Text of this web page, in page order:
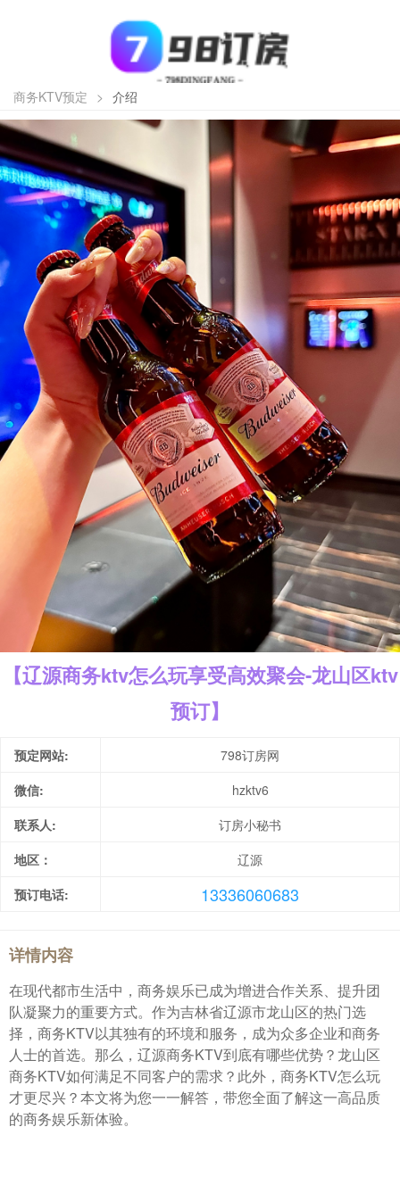
商务KTV预定 > 介绍
【辽源商务ktv怎么玩享受高效聚会-龙山区ktv
预订】
预定网站:
798订房网
微信:
hzktv6
联系人:
订房小秘书
地区：
辽源
预订电话:
13336060683
详情内容
在现代都市生活中，商务娱乐已成为增进合作关系、提升团
队凝聚力的重要方式。作为吉林省辽源市龙山区的热门选
择，商务KTV以其独有的环境和服务，成为众多企业和商务
人士的首选。那么，辽源商务KTV到底有哪些优势？龙山区
商务KTV如何满足不同客户的需求？此外，商务KTV怎么玩
才更尽兴？本文将为您一一解答，带您全面了解这一高品质
的商务娱乐新体验。